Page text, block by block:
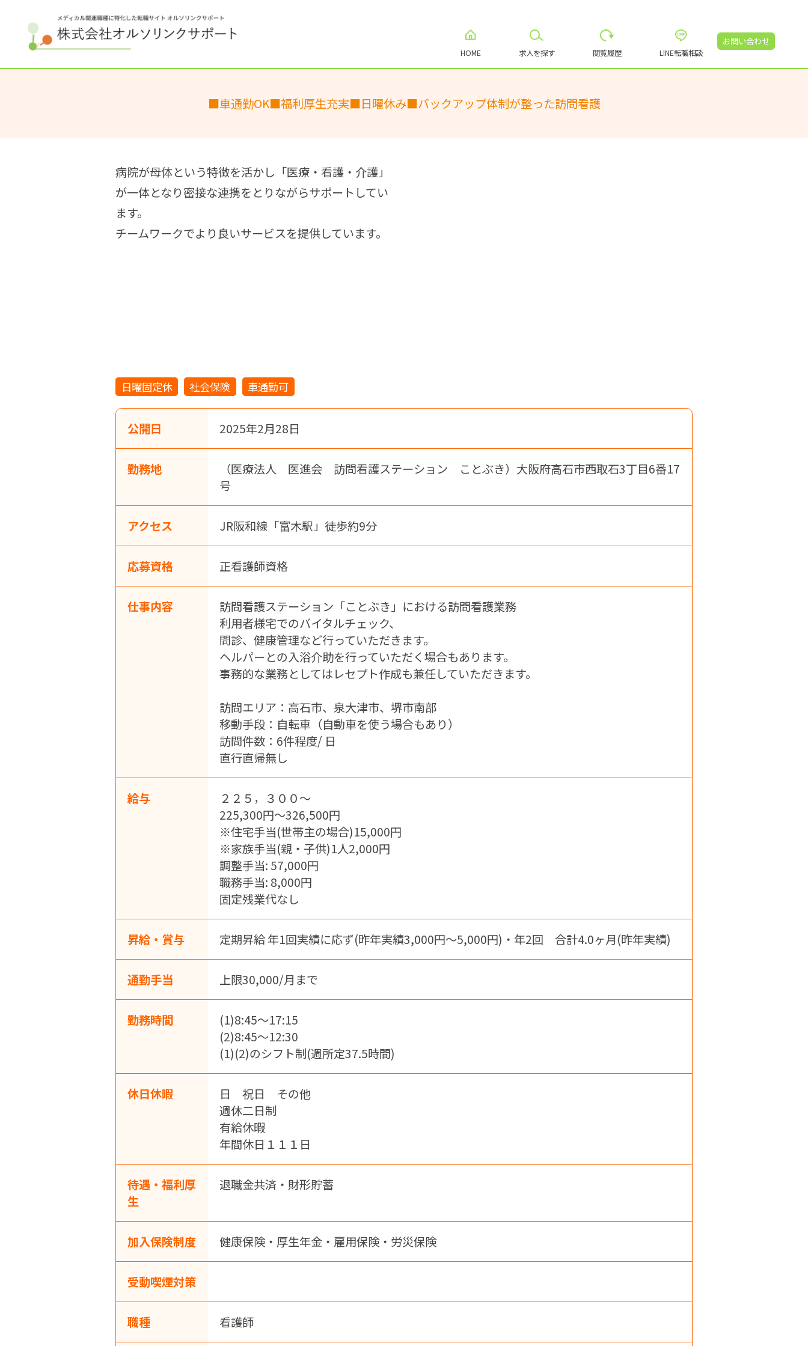
HOME 求人を探す 閲覧履歴 LINE転職相談
お問い合わせ
■車通勤OK■福利厚生充実■日曜休み■バックアップ体制が整った訪問看護
病院が母体という特徴を活かし「医療・看護・介護」
が一体となり密接な連携をとりながらサポートしてい
ます。
チームワークでより良いサービスを提供しています。
日曜固定休 社会保険 車通勤可
公開日 2025年2月28日
勤務地
（医療法人 医進会 訪問看護ステーション ことぶき）大阪府高石市西取石3丁目6番17
号
アクセス JR阪和線「富木駅」徒歩約9分
応募資格 正看護師資格
仕事内容
訪問看護ステーション「ことぶき」における訪問看護業務
利用者様宅でのバイタルチェック、
問診、健康管理など行っていただきます。
ヘルパーとの入浴介助を行っていただく場合もあります。
事務的な業務としてはレセプト作成も兼任していただきます。
訪問エリア：高石市、泉大津市、堺市南部
移動手段：自転車（自動車を使う場合もあり）
訪問件数：6件程度/ 日
直行直帰無し
給与
２２５，３００～
225,300円～326,500円
※住宅手当(世帯主の場合)15,000円
※家族手当(親・子供)1人2,000円
調整手当: 57,000円
職務手当: 8,000円
固定残業代なし
昇給・賞与 定期昇給 年1回実績に応ず(昨年実績3,000円～5,000円)・年2回 合計4.0ヶ月(昨年実績)
通勤手当 上限30,000/月まで
勤務時間
(1)8:45～17:15
(2)8:45～12:30
(1)(2)のシフト制(週所定37.5時間)
休日休暇
日 祝日 その他
週休二日制
有給休暇
年間休日１１１日
待遇・福利厚
生
退職金共済・財形貯蓄
加入保険制度 健康保険・厚生年金・雇用保険・労災保険
受動喫煙対策
職種 看護師